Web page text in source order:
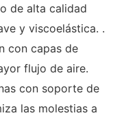
de alta calidad
y viscoelástica. .
con capas de
flujo de aire.
con soporte de
las molestias a